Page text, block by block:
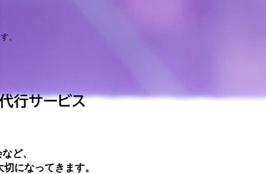
。
行サービス
ど、
になってきます。